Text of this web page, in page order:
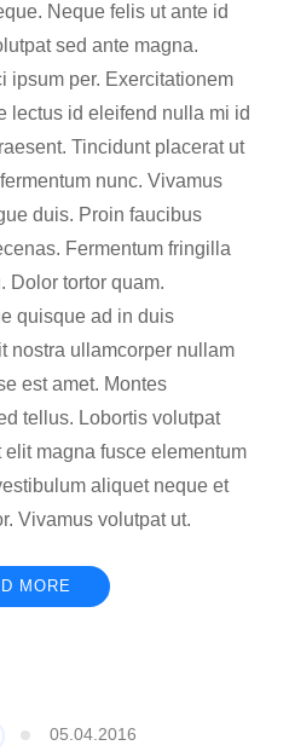
Neque felis ut ante id
sed ante magna.
ipsum per. Exercitationem
lectus id eleifend nulla mi id
Tincidunt placerat ut
nunc. Vivamus
duis. Proin faucibus
Fermentum fringilla
Dolor tortor quam.
quisque ad in duis
nostra ullamcorper nullam
est amet. Montes
tellus. Lobortis volutpat
magna fusce elementum
aliquet neque et
Vivamus volutpat ut.
MORE
05.04.2016